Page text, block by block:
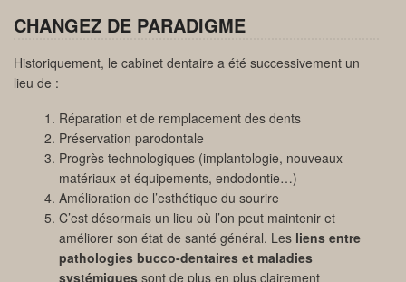
CHANGEZ DE PARADIGME
Historiquement, le cabinet dentaire a été successivement un
lieu de :
Réparation et de remplacement des dents
Préservation parodontale
Progrès technologiques (implantologie, nouveaux
matériaux et équipements, endodontie…)
Amélioration de l’esthétique du sourire
C’est désormais un lieu où l’on peut maintenir et
améliorer son état de santé général. Les liens entre
pathologies bucco-dentaires et maladies
systémiques sont de plus en plus clairement